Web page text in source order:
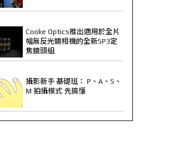
Cooke Optics推出適用於全片
幅無反光鏡相機的全新SP3定
焦鏡頭組
攝影新手 基礎班： P、A、S、
M 拍攝模式 先搞懂